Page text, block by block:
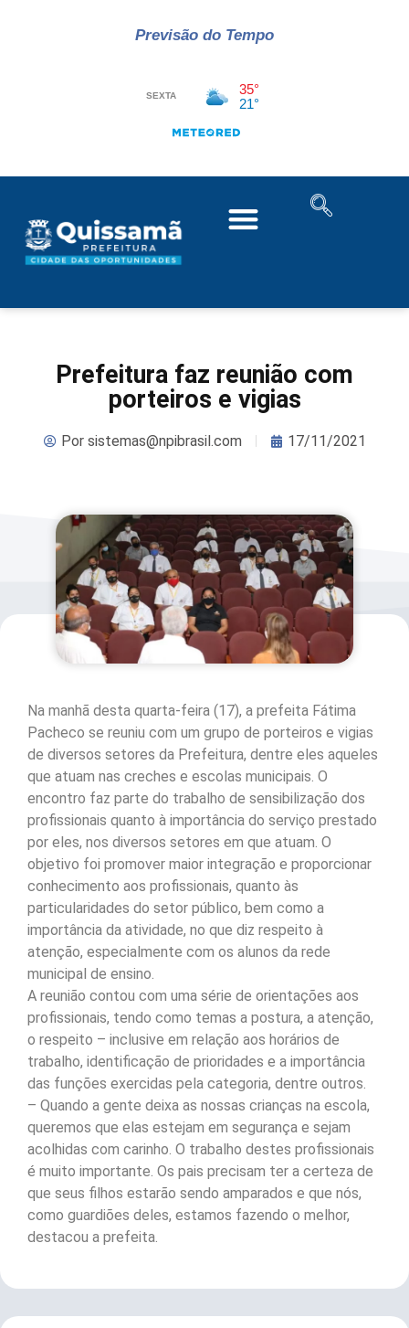
Previsão do Tempo
Prefeitura faz reunião com
porteiros e vigias
Porsistemas@npibrasil.com 17/11/2021
Na manhã desta quarta-feira (17), a prefeita Fátima
Pacheco se reuniu com um grupo de porteiros e vigias
de diversos setores da Prefeitura, dentre eles aqueles
que atuam nas creches e escolas municipais. O
encontro faz parte do trabalho de sensibilização dos
profissionais quanto à importância do serviço prestado
por eles, nos diversos setores em que atuam. O
objetivo foi promover maior integração e proporcionar
conhecimento aos profissionais, quanto às
particularidades do setor público, bem como a
importância da atividade, no que diz respeito à
atenção, especialmente com os alunos da rede
municipal de ensino.
A reunião contou com uma série de orientações aos
profissionais, tendo como temas a postura, a atenção,
o respeito – inclusive em relação aos horários de
trabalho, identificação de prioridades e a importância
das funções exercidas pela categoria, dentre outros.
– Quando a gente deixa as nossas crianças na escola,
queremos que elas estejam em segurança e sejam
acolhidas com carinho. O trabalho destes profissionais
é muito importante. Os pais precisam ter a certeza de
que seus filhos estarão sendo amparados e que nós,
como guardiões deles, estamos fazendo o melhor,
destacou a prefeita.